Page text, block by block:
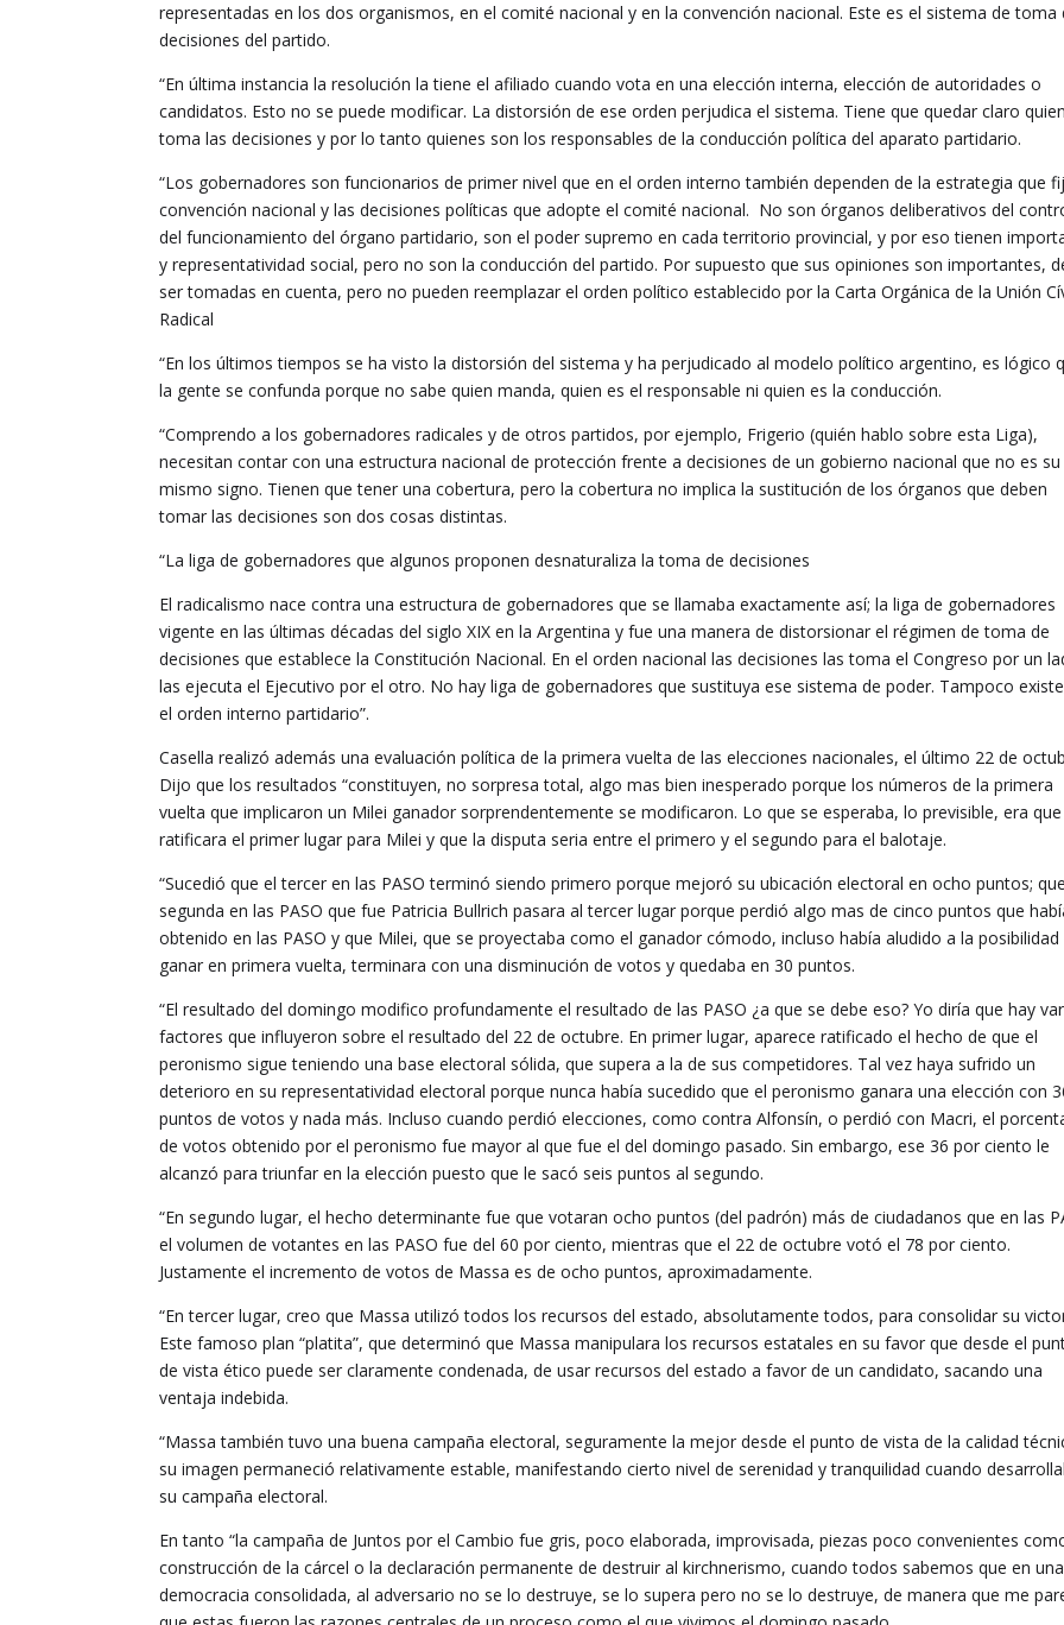
representadas en los dos organismos, en el comité nacional y en la convención nacional. Este es el sistema de toma
decisiones del partido.
“En última instancia la resolución la tiene el afiliado cuando vota en una elección interna, elección de autoridades o
candidatos. Esto no se puede modificar. La distorsión de ese orden perjudica el sistema. Tiene que quedar claro quien
toma las decisiones y por lo tanto quienes son los responsables de la conducción política del aparato partidario.
“Los gobernadores son funcionarios de primer nivel que en el orden interno también dependen de la estrategia que
convención nacional y las decisiones políticas que adopte el comité nacional. No son órganos deliberativos del
del funcionamiento del órgano partidario, son el poder supremo en cada territorio provincial, y por eso tienen
y representatividad social, pero no son la conducción del partido. Por supuesto que sus opiniones son importantes,
ser tomadas en cuenta, pero no pueden reemplazar el orden político establecido por la Carta Orgánica de la Unión
Radical
“En los últimos tiempos se ha visto la distorsión del sistema y ha perjudicado al modelo político argentino, es lógico
la gente se confunda porque no sabe quien manda, quien es el responsable ni quien es la conducción.
“Comprendo a los gobernadores radicales y de otros partidos, por ejemplo, Frigerio (quién hablo sobre esta Liga),
necesitan contar con una estructura nacional de protección frente a decisiones de un gobierno nacional que no es su
mismo signo. Tienen que tener una cobertura, pero la cobertura no implica la sustitución de los órganos que deben
tomar las decisiones son dos cosas distintas.
“La liga de gobernadores que algunos proponen desnaturaliza la toma de decisiones
El radicalismo nace contra una estructura de gobernadores que se llamaba exactamente así; la liga de gobernadores
vigente en las últimas décadas del siglo XIX en la Argentina y fue una manera de distorsionar el régimen de toma de
decisiones que establece la Constitución Nacional. En el orden nacional las decisiones las toma el Congreso por un
las ejecuta el Ejecutivo por el otro. No hay liga de gobernadores que sustituya ese sistema de poder. Tampoco
el orden interno partidario”.
Casella realizó además una evaluación política de la primera vuelta de las elecciones nacionales, el último 22 de
Dijo que los resultados “constituyen, no sorpresa total, algo mas bien inesperado porque los números de la primera
vuelta que implicaron un Milei ganador sorprendentemente se modificaron. Lo que se esperaba, lo previsible, era que
ratificara el primer lugar para Milei y que la disputa seria entre el primero y el segundo para el balotaje.
“Sucedió que el tercer en las PASO terminó siendo primero porque mejoró su ubicación electoral en ocho puntos;
segunda en las PASO que fue Patricia Bullrich pasara al tercer lugar porque perdió algo mas de cinco puntos que
obtenido en las PASO y que Milei, que se proyectaba como el ganador cómodo, incluso había aludido a la posibilidad
ganar en primera vuelta, terminara con una disminución de votos y quedaba en 30 puntos.
“El resultado del domingo modifico profundamente el resultado de las PASO ¿a que se debe eso? Yo diría que hay
factores que influyeron sobre el resultado del 22 de octubre. En primer lugar, aparece ratificado el hecho de que el
peronismo sigue teniendo una base electoral sólida, que supera a la de sus competidores. Tal vez haya sufrido un
deterioro en su representatividad electoral porque nunca había sucedido que el peronismo ganara una elección con
puntos de votos y nada más. Incluso cuando perdió elecciones, como contra Alfonsín, o perdió con Macri, el
de votos obtenido por el peronismo fue mayor al que fue el del domingo pasado. Sin embargo, ese 36 por ciento le
alcanzó para triunfar en la elección puesto que le sacó seis puntos al segundo.
“En segundo lugar, el hecho determinante fue que votaran ocho puntos (del padrón) más de ciudadanos que en las
el volumen de votantes en las PASO fue del 60 por ciento, mientras que el 22 de octubre votó el 78 por ciento.
Justamente el incremento de votos de Massa es de ocho puntos, aproximadamente.
“En tercer lugar, creo que Massa utilizó todos los recursos del estado, absolutamente todos, para consolidar su
Este famoso plan “platita”, que determinó que Massa manipulara los recursos estatales en su favor que desde el
de vista ético puede ser claramente condenada, de usar recursos del estado a favor de un candidato, sacando una
ventaja indebida.
“Massa también tuvo una buena campaña electoral, seguramente la mejor desde el punto de vista de la calidad
su imagen permaneció relativamente estable, manifestando cierto nivel de serenidad y tranquilidad cuando
su campaña electoral.
En tanto “la campaña de Juntos por el Cambio fue gris, poco elaborada, improvisada, piezas poco convenientes
construcción de la cárcel o la declaración permanente de destruir al kirchnerismo, cuando todos sabemos que en una
democracia consolidada, al adversario no se lo destruye, se lo supera pero no se lo destruye, de manera que me